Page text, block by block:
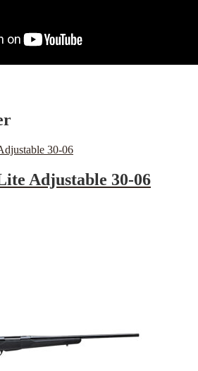
Adjustable 30-06